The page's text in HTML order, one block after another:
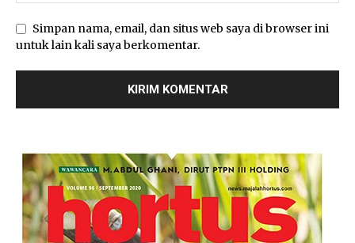
Simpan nama, email, dan situs web saya di browser ini
untuk lain kali saya berkomentar.